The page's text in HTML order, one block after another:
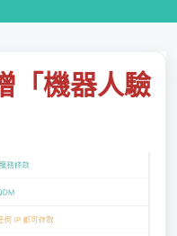
「機器人驗